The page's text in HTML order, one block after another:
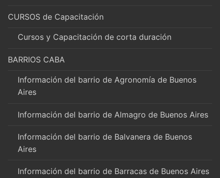
CURSOS de Capacitación
Cursos y Capacitación de corta duración
BARRIOS CABA
Información del barrio de Agronomía de Buenos
Aires
Información del barrio de Almagro de Buenos Aires
Información del barrio de Balvanera de Buenos
Aires
Información del barrio de Barracas de Buenos Aires